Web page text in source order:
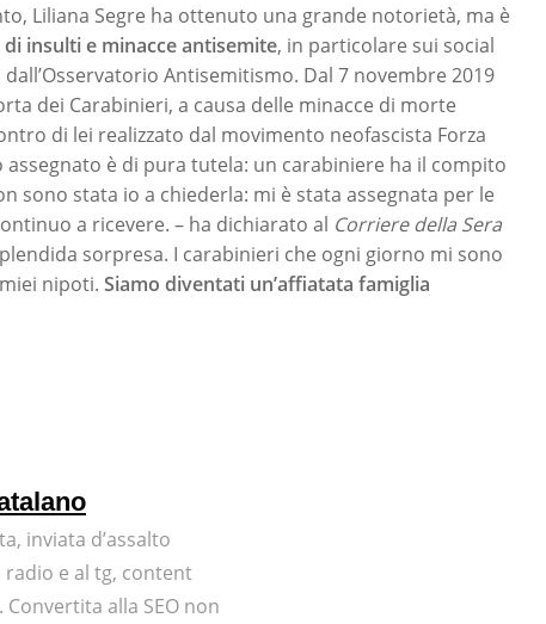
Liliana Segre ha ottenuto una grande notorietà, ma è
insulti e minacce antisemite, in particolare sui social
Antisemitismo. Dal 7 novembre 2019
dei Carabinieri, a causa delle minacce di morte
di lei realizzato dal movimento neofascista Forza
è di pura tutela: un carabiniere ha il compito
sono stata io a chiederla: mi è stata assegnata per le
a ricevere. – ha dichiarato al Corriere della Sera
sorpresa. I carabinieri che ogni giorno mi sono
nipoti. Siamo diventati un’affiatata famiglia
inviata d’assalto
radio e al tg, content
alla SEO non